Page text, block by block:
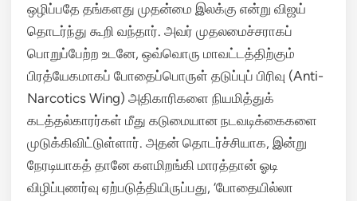
ஒழிப்பதே தங்களது முதன்மை இலக்கு என்று விஜய்
தொடர்ந்து கூறி வந்தார். அவர் முதலமைச்சராகப்
பொறுப்பேற்ற உடனே, ஒவ்வொரு மாவட்டத்திற்கும்
பிரத்யேகமாகப் போதைப்பொருள் தடுப்புப் பிரிவு (Anti-
Narcotics Wing) அதிகாரிகளை நியமித்துக்
கடத்தல்காரர்கள் மீது கடுமையான நடவடிக்கைகளை
முடுக்கிவிட்டுள்ளார். அதன் தொடர்ச்சியாக, இன்று
நேரடியாகத் தானே களமிறங்கி மாரத்தான் ஓடி
விழிப்புணர்வு ஏற்படுத்தியிருப்பது, ‘போதையில்லா